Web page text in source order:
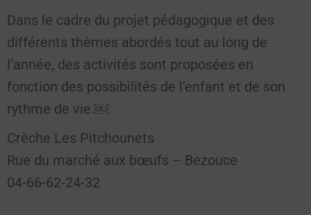
Dans le cadre du projet pédagogique et des
différents thèmes abordés tout au long de
l’année, des activités sont proposées en
fonction des possibilités de l’enfant et de son
rythme de vie.￼
Crèche Les Pitchounets
Rue du marché aux bœufs – Bezouce
04-66-62-24-32